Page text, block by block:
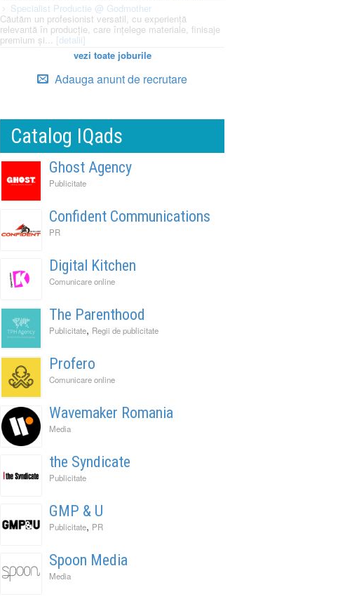
Specialist Productie @ Godmother
Căutăm un profesionist versatil, cu experiență
relevantă în producție, care înțelege materiale, finisaje
premium și... [detalii]
vezi toate joburile
Adauga anunt de recrutare
Catalog IQads
Ghost Agency
Publicitate
Confident Communications
PR
Digital Kitchen
Comunicare online
The Parenthood
Publicitate, Regii de publicitate
Profero
Comunicare online
Wavemaker Romania
Media
the Syndicate
Publicitate
GMP & U
Publicitate, PR
Spoon Media
Media